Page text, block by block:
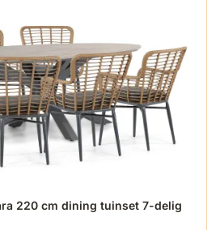
220 cm dining tuinset 7-delig
van de gekozen opties op de